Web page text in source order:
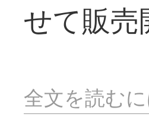
せて販売
全文を読む